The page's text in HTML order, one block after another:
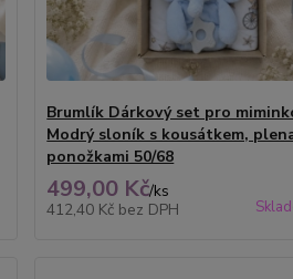
Brumlík Dárkový set pro
Modrý sloník s kousátkem,
ponožkami 50/68
499,00 Kč/ks
412,40 Kč bez DPH